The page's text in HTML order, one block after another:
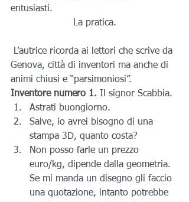
entusiasti.
La pratica.
Genova, città di inventori ma anche di
animi chiusi e “parsimoniosi”.
Inventore numero 1. Il signor Scabbia.
Astrati buongiorno.
Salve, io avrei bisogno di una
stampa 3D, quanto costa?
Non posso farle un prezzo
euro/kg, dipende dalla geometria.
Se mi manda un disegno gli faccio
una quotazione, intanto potrebbe